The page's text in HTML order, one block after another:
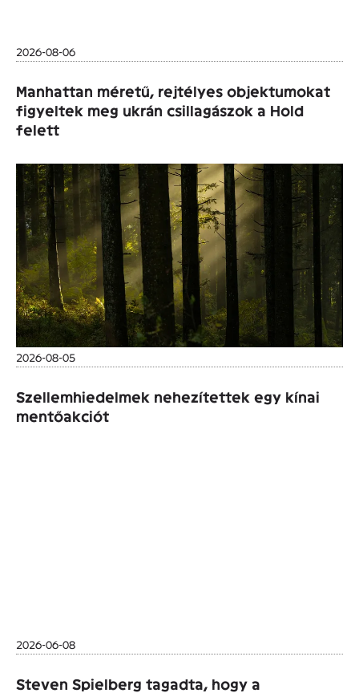
2026-08-06
Manhattan méretű, rejtélyes objektumokat
figyeltek meg ukrán csillagászok a Hold
felett
2026-08-05
Szellemhiedelmek nehezítettek egy kínai
mentőakciót
2026-06-08
Steven Spielberg tagadta, hogy a